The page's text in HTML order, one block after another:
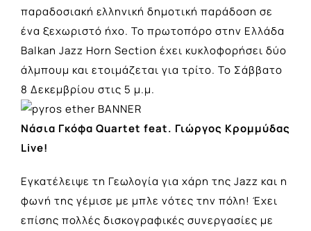
παραδοσιακή ελληνική δημοτική παράδοση σε
ένα ξεχωριστό ήχο. Το πρωτοπόρο στην Ελλάδα
Balkan Jazz Horn Section έχει κυκλοφορήσει δύο
άλμπουμ και ετοιμάζεται για τρίτο. Το Σάββατο
8 Δεκεμβρίου στις 5 μ.μ.
Νάσια Γκόφα Quartet feat. Γιώργος Κρομμύδας
Live!
Εγκατέλειψε τη Γεωλογία για χάρη της Jazz και η
φωνή της γέμισε με μπλε νότες την πόλη! Έχει
επίσης πολλές δισκογραφικές συνεργασίες με